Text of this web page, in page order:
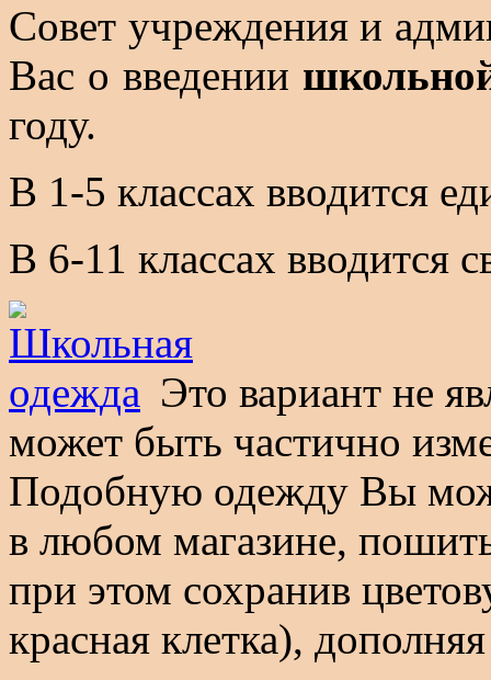
Cовет учреждения и
Вас о введении
году.
В 1-5 классах вводится
В 6-11 классах вводится
Это вариант не
может быть частично
Подобную одежду Вы
в любом магазине,
при этом сохранив
красная клетка),